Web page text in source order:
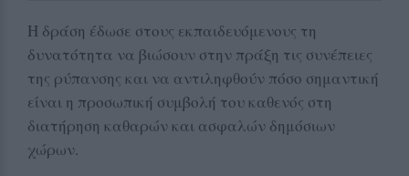
Η δράση έδωσε στους εκπαιδευόμενους τη
δυνατότητα να βιώσουν στην πράξη τις συνέπειες
της ρύπανσης και να αντιληφθούν πόσο σημαντική
είναι η προσωπική συμβολή του καθενός στη
διατήρηση καθαρών και ασφαλών δημόσιων
χώρων.